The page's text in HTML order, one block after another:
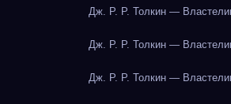
Дж. Р. Р. Толкин —
Дж. Р. Р. Толкин —
Дж. Р. Р. Толкин —